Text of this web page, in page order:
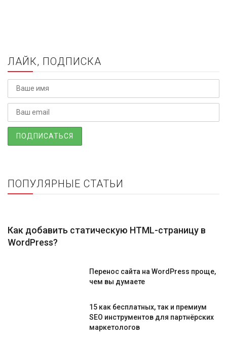
ЛАЙК, ПОДПИСКА
ПОПУЛЯРНЫЕ СТАТЬИ
Как добавить статическую HTML-страницу в
WordPress?
Перенос сайта на WordPress проще,
чем вы думаете
15 как бесплатных, так и премиум
SEO инструментов для партнёрских
маркетологов